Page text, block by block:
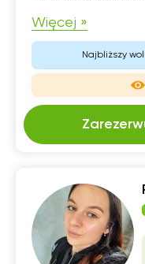
Więcej »
Najbliższy